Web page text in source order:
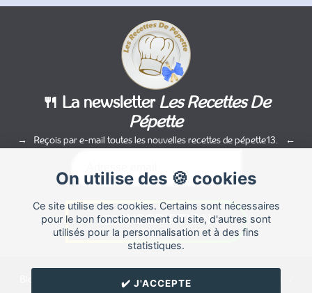
On utilise des 🍪 cookies
Ce site utilise des cookies. Certains sont nécessaires
pour le bon fonctionnement du site, d'autres sont
utilisés pour la personnalisation et à des fins
statistiques.
✔️ J'ACCEPTE
🍴 La newsletter Les Recettes De
Pépette
Reçois par e-mail toutes les nouvelles recettes de pépette13.
Blog de recettes de cuisine de pépette13